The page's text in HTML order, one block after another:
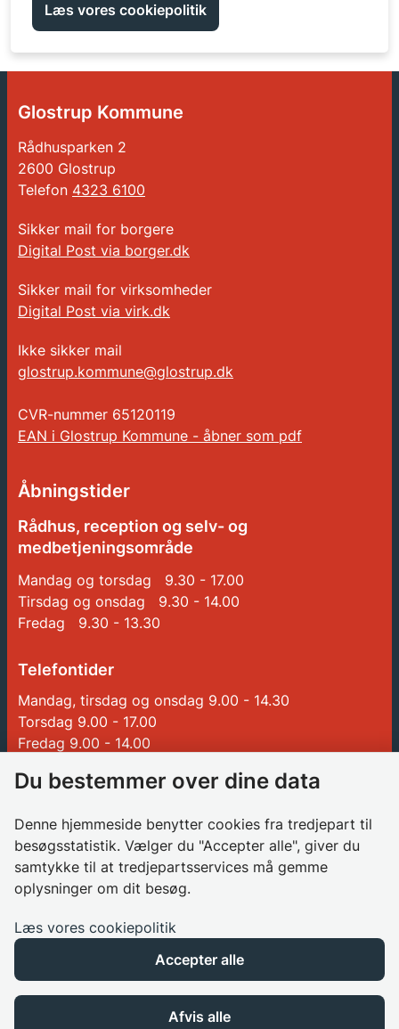
Læs vores cookiepolitik
Glostrup Kommune
Rådhusparken 2
2600 Glostrup
Telefon 4323 6100
Sikker mail for borgere
Digital Post via borger.dk
Sikker mail for virksomheder
Digital Post via virk.dk
Ikke sikker mail
glostrup.kommune@glostrup.dk
CVR-nummer 65120119
EAN i Glostrup Kommune - åbner som pdf
Åbningstider
Rådhus, reception og selv- og
medbetjeningsområde
Mandag og torsdag 9.30 - 17.00
Tirsdag og onsdag 9.30 - 14.00
Fredag 9.30 - 13.30
Telefontider
Mandag, tirsdag og onsdag 9.00 - 14.30
Torsdag 9.00 - 17.00
Fredag 9.00 - 14.00
Betalinger til Glostrup Kommune
Borgerrådgiver
Søg job i kommunen
Databeskyttelsesrådgiver
Cookies
Tilgængelighedserklæring
Du bestemmer over dine data
Denne hjemmeside benytter cookies fra tredjepart til
besøgsstatistik. Vælger du "Accepter alle", giver du
samtykke til at tredjepartsservices må gemme
oplysninger om dit besøg.
Læs vores cookiepolitik
Accepter alle
Afvis alle